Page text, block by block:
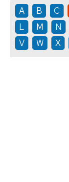
A B C
L
M N
V
W X